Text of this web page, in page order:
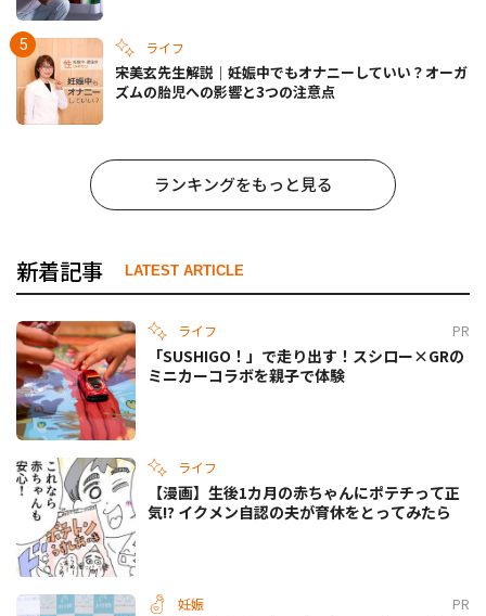
ライフ
宋美玄先生解説｜妊娠中でもオナニーしていい？オーガ
ズムの胎児への影響と3つの注意点
ランキングをもっと見る
新着記事 LATEST ARTICLE
ライフ PR
「SUSHIGO！」で走り出す！スシロー×GRの
ミニカーコラボを親子で体験
ライフ
【漫画】生後1カ月の赤ちゃんにポテチって正
気!? イクメン自認の夫が育休をとってみたら
妊娠 PR